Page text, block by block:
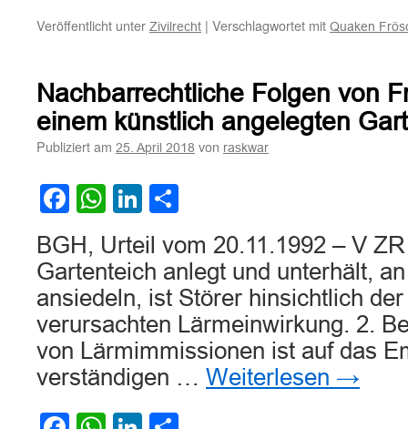
Veröffentlicht unter Zivilrecht | Verschlagwortet mit Quaken
Nachbarrechtliche Folgen von
einem künstlich angelegten
Publiziert am 25. April 2018 von raskwar
Facebook
WhatsApp
LinkedIn
BGH, Urteil vom 20.11.1992 – V
Gartenteich anlegt und unterhält,
ansiedeln, ist Störer hinsichtlich
verursachten Lärmeinwirkung. 2.
von Lärmimmissionen ist auf das
verständigen … Weiterlesen →